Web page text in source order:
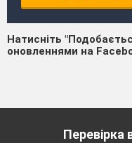
Натисніть
оновленнями на
Перевірка